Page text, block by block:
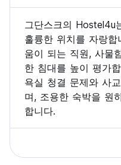
그단스크의 Hostel4u
훌륭한 위치를 자랑
움이 되는 직원, 사물
한 침대를 높이 평가
욕실 청결 문제와 사
며, 조용한 숙박을 원
합니다.